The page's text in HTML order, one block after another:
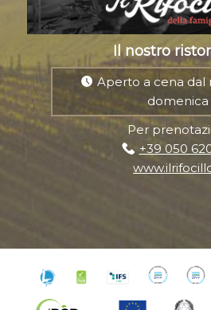
Il nostro
Aperto a cena dal
domenica
Per
+39 050